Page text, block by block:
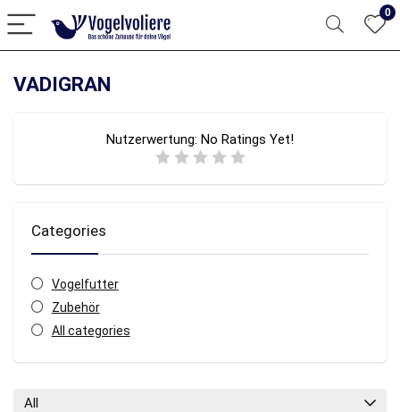
0
VADIGRAN
Nutzerwertung: No Ratings Yet!
Categories
Vogelfutter
Zubehör
All categories
All